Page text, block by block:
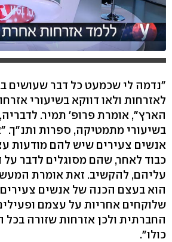
"נדמה לי שכמעט כל דבר שעושים
לאזרחות ולאו דווקא בשיעורי
הארץ", אומרת פרופ' תמיר.
בשיעורי מתמטיקה, ספרות ותנ"ך.
אנשים צעירים שיש להם מודעות
כבוד לאחר, שהם מסוגלים לדבר על
עליהם, להקשיב. זאת אומרת
הוא בעצם הכנה של אנשים צעירים
שלוקחים אחריות על עצמם
החברתית ולכן אזרחות שזורה
כולו".